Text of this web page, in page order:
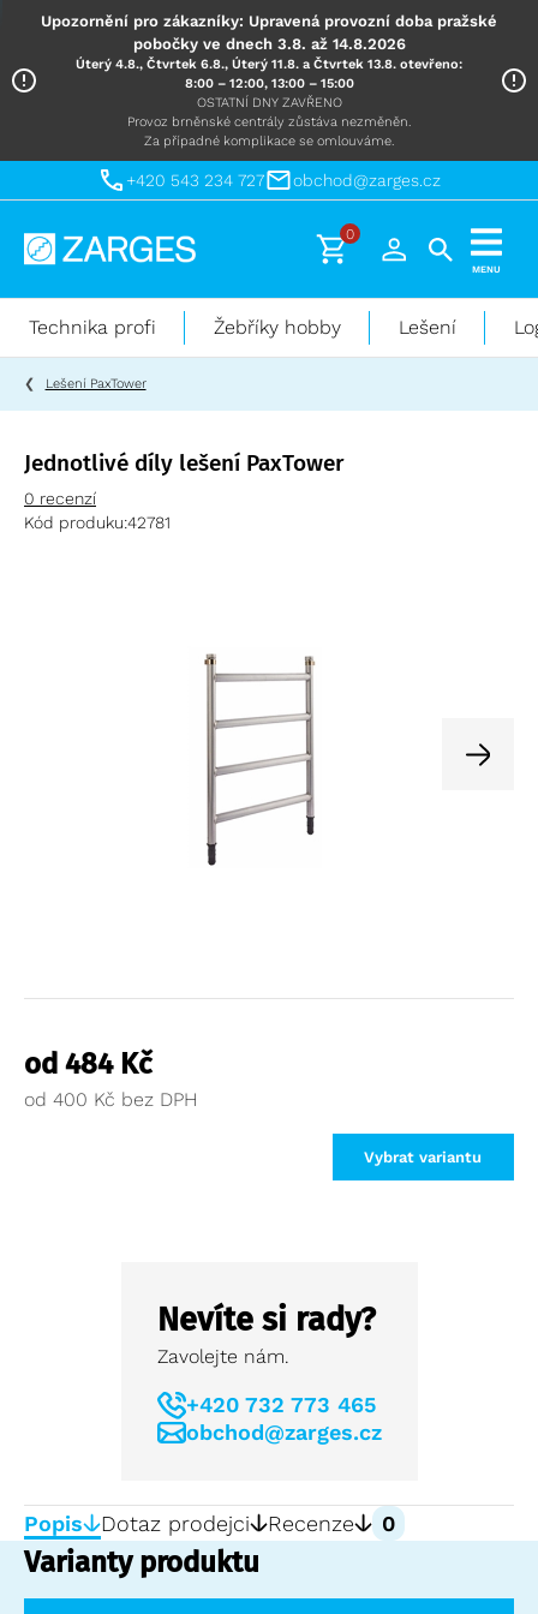
Upozornění pro zákazníky: Upravená provozní doba pražské
pobočky ve dnech 3.8. až 14.8.2026
Úterý 4.8., Čtvrtek 6.8., Úterý 11.8. a Čtvrtek 13.8. otevřeno:
8:00 – 12:00, 13:00 – 15:00
OSTATNÍ DNY ZAVŘENO
Provoz brněnské centrály zůstáva nezměněn.
Za případné komplikace se omlouváme.
+420 543 234 727 obchod@zarges.cz
Technika
práci
výškách
0
MENU
Technika profi Žebříky hobby Lešení
Lešení PaxTower
Jednotlivé díly lešení PaxTower
0 recenzí
Kód produku:42781
od 484 Kč
od 400 Kč
Vybrat variantu
Nevíte si rady?
Zavolejte nám.
+420 732 773 465
obchod@zarges.cz
Popis Dotaz prodejci Recenze 0
Varianty produktu